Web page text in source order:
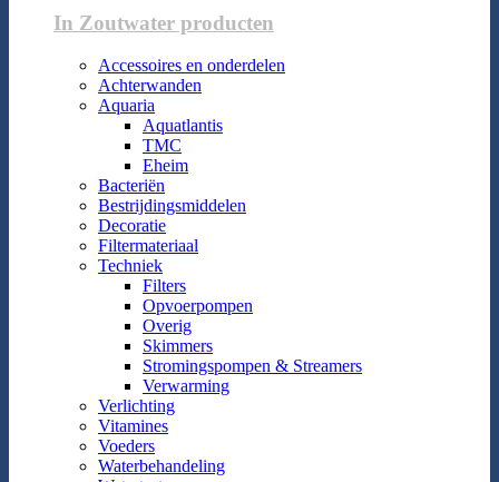
In Zoutwater producten
Accessoires en onderdelen
Achterwanden
Aquaria
Aquatlantis
TMC
Eheim
Bacteriën
Bestrijdingsmiddelen
Decoratie
Filtermateriaal
Techniek
Filters
Opvoerpompen
Overig
Skimmers
Stromingspompen & Streamers
Verwarming
Verlichting
Vitamines
Voeders
Waterbehandeling